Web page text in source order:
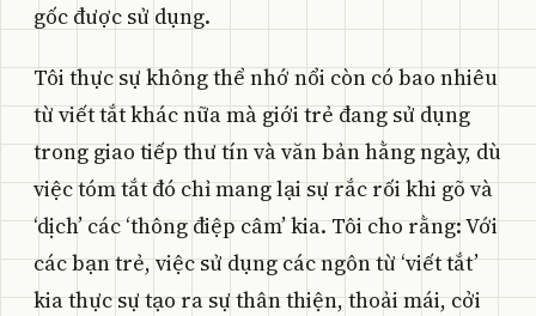
gốc được sử dụng.
Tôi thực sự không thể nhớ nổi còn có bao nhiêu
từ viết tắt khác nữa mà giới trẻ đang sử dụng
trong giao tiếp thư tín và văn bản hằng ngày, dù
việc tóm tắt đó chỉ mang lại sự rắc rối khi gõ và
‘dịch’ các ‘thông điệp câm’ kia. Tôi cho rằng: Với
các bạn trẻ, việc sử dụng các ngôn từ ‘viết tắt’
kia thực sự tạo ra sự thân thiện, thoải mái, cởi